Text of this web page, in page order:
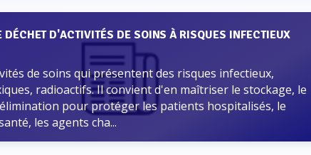
DÉCHET D'ACTIVITÉS DE SOINS À RISQUES INFECTIEUX
de soins qui présentent des risques infectieux,
radioactifs. Il convient d'en maîtriser le stockage, le
pour protéger les patients hospitalisés, le
les agents cha...